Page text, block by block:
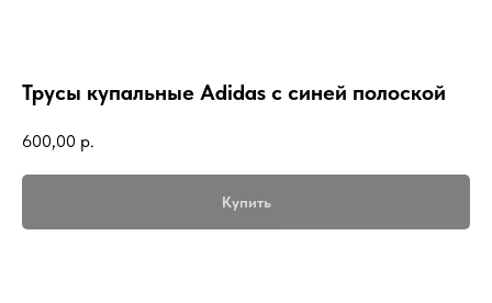
Трусы купальные Adidas с синей полоской
600,00 р.
Купить